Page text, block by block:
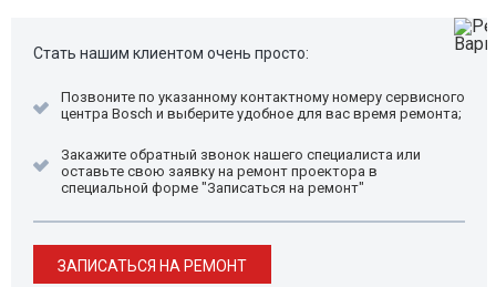
Стать нашим клиентом очень просто:
Позвоните по указанному контактному номеру сервисного
центра Bosch и выберите удобное для вас время ремонта;
Закажите обратный звонок нашего специалиста или
оставьте свою заявку на ремонт проектора в
специальной форме "Записаться на ремонт"
ЗАПИСАТЬСЯ НА РЕМОНТ